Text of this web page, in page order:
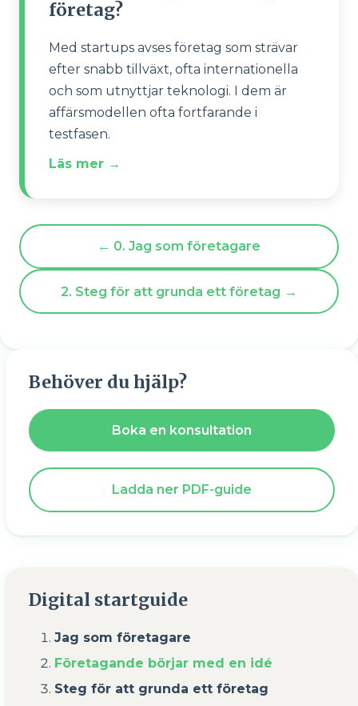
företag?
Med startups avses företag som strävar
efter snabb tillväxt, ofta internationella
och som utnyttjar teknologi. I dem är
affärsmodellen ofta fortfarande i
testfasen.
Läs mer →
← 0. Jag som företagare
2. Steg för att grunda ett företag →
Behöver du hjälp?
Boka en konsultation
Ladda ner PDF-guide
Digital startguide
Jag som företagare
Företagande börjar med en idé
Steg för att grunda ett företag